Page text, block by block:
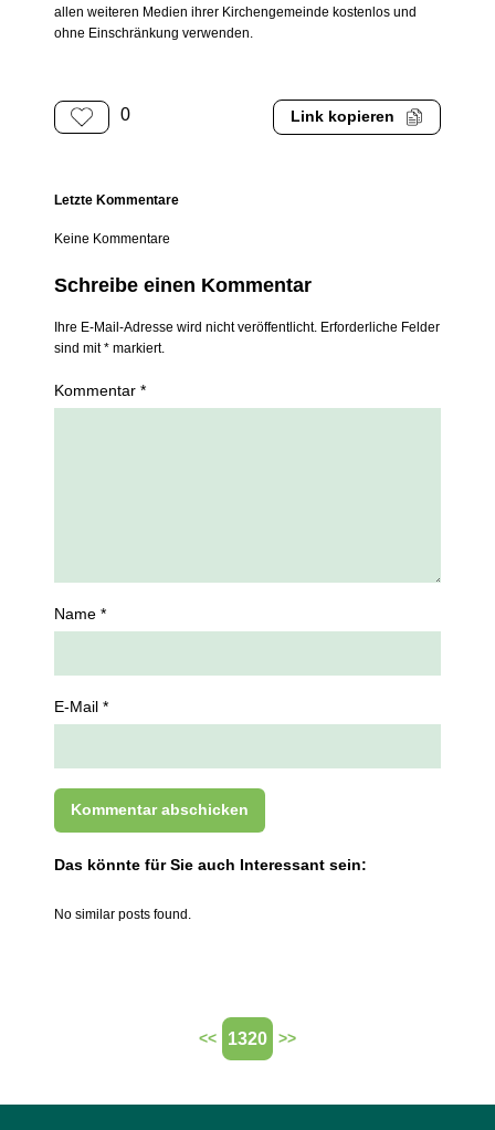
allen weiteren Medien ihrer Kirchengemeinde kostenlos und
ohne Einschränkung verwenden.
0 Link kopieren
Letzte Kommentare
Keine Kommentare
Schreibe einen Kommentar
Ihre E-Mail-Adresse wird nicht veröffentlicht. Erforderliche Felder
sind mit * markiert.
Kommentar *
Name *
E-Mail *
Das könnte für Sie auch Interessant sein:
No similar posts found.
<< 1320 >>